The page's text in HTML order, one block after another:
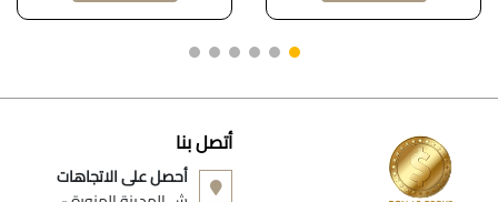
أتصل بنا
أحصل على الاتجاهات